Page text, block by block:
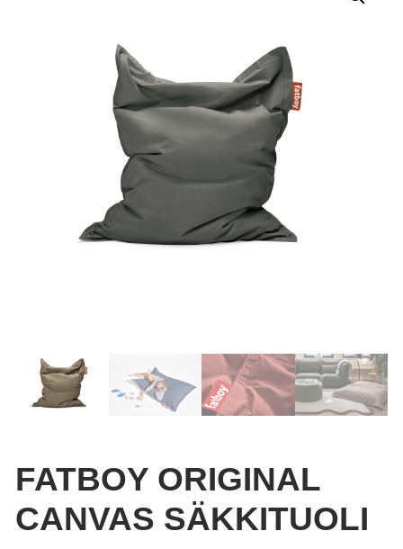
FATBOY ORIGINAL
CANVAS SÄKKITUOLI